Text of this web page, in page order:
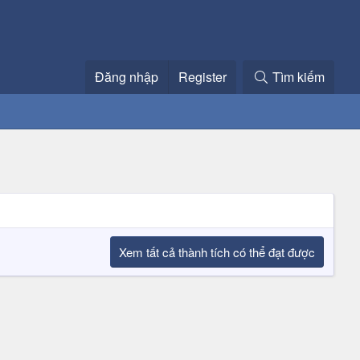
Đăng nhập Register Tìm kiếm
Xem tất cả thành tích có thể đạt được